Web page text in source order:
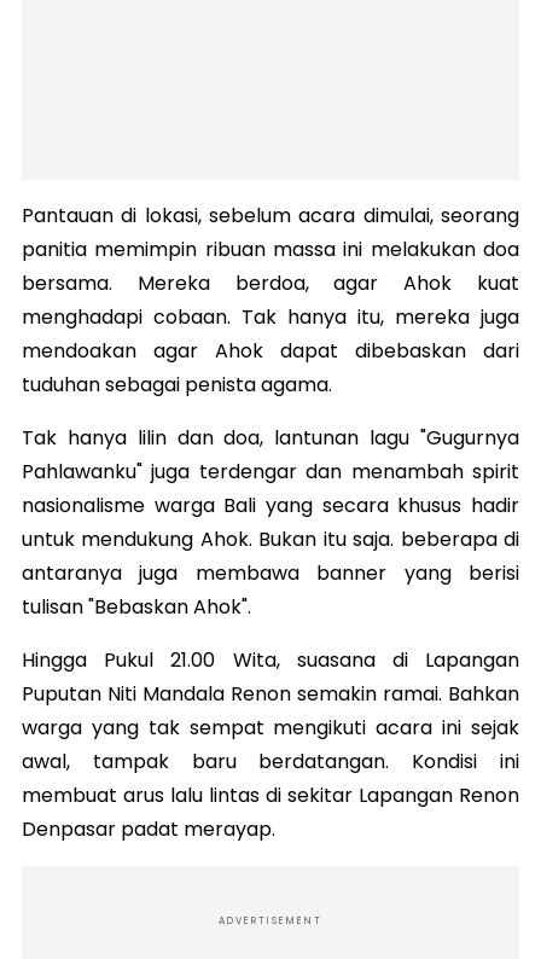
Pantauan di lokasi, sebelum acara dimulai, seorang
panitia memimpin ribuan massa ini melakukan doa
bersama. Mereka berdoa, agar Ahok kuat
menghadapi cobaan. Tak hanya itu, mereka juga
mendoakan agar Ahok dapat dibebaskan dari
tuduhan sebagai penista agama.
Tak hanya lilin dan doa, lantunan lagu "Gugurnya
Pahlawanku" juga terdengar dan menambah spirit
nasionalisme warga Bali yang secara khusus hadir
untuk mendukung Ahok. Bukan itu saja. beberapa di
antaranya juga membawa banner yang berisi
tulisan "Bebaskan Ahok".
Hingga Pukul 21.00 Wita, suasana di Lapangan
Puputan Niti Mandala Renon semakin ramai. Bahkan
warga yang tak sempat mengikuti acara ini sejak
awal, tampak baru berdatangan. Kondisi ini
membuat arus lalu lintas di sekitar Lapangan Renon
Denpasar padat merayap.
ADVERTISEMENT